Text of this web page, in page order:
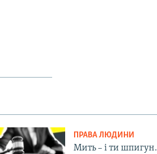
ПРАВА ЛЮДИНИ
Мить – і ти